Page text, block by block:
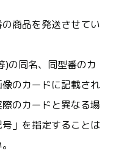
商品を発送させてい
)の同名、同型番のカ
のカードに記載され
のカードと異なる場
」を指定することは